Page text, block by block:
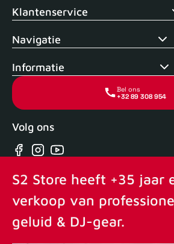
Klantenservice
Navigatie
Informatie
Bel ons
+32 89 308 954
Volg ons
Facebook
Instagram
YouTube
S2 Store heeft +35 jaar
verkoop van
geluid & DJ-gear.